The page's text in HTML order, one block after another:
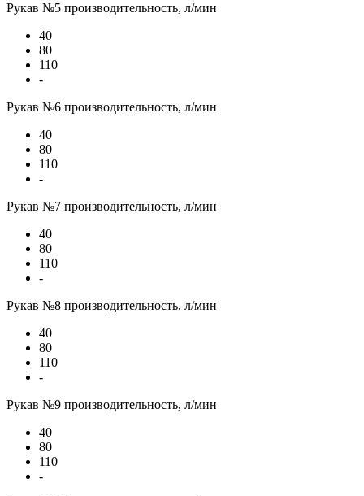
Рукав №5 производительность, л/мин
40
80
110
-
Рукав №6 производительность, л/мин
40
80
110
-
Рукав №7 производительность, л/мин
40
80
110
-
Рукав №8 производительность, л/мин
40
80
110
-
Рукав №9 производительность, л/мин
40
80
110
-